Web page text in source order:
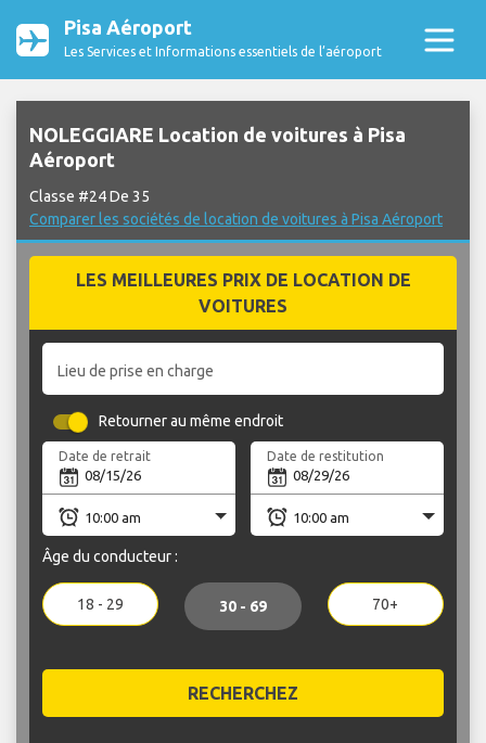
Pisa Aéroport
Les Services et Informations essentiels de l’aéroport
NOLEGGIARE Location de voitures à Pisa
Aéroport
Classe #24 De 35
Comparer les sociétés de location de voitures à Pisa Aéroport
LES MEILLEURES PRIX DE LOCATION DE
VOITURES
Lieu de prise en charge
Retourner au même endroit
Date de retrait Date de restitution
Âge du conducteur :
18 - 29 30 - 69 70+
RECHERCHEZ